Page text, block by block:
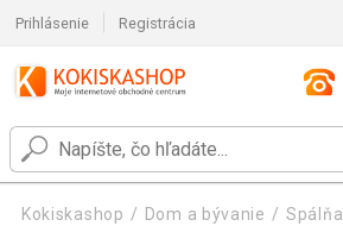
Prihlásenie Registrácia
Kokiskashop Dom a bývanie
Spálňa